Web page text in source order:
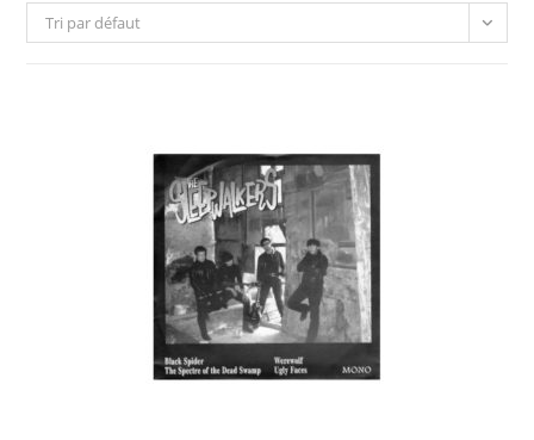
Tri par défaut